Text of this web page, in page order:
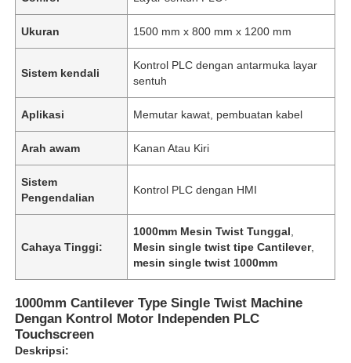
Ukuran 1500 mm x 800 mm x 1200 mm
Sistem kendali
Kontrol PLC dengan antarmuka layar
sentuh
Aplikasi Memutar kawat, pembuatan kabel
Arah awam Kanan Atau Kiri
Sistem
Pengendalian
Kontrol PLC dengan HMI
Cahaya Tinggi:
1000mm Mesin Twist Tunggal
Mesin single twist tipe Cantilever,
mesin single twist 1000mm
1000mm Cantilever Type Single Twist Machine
Dengan Kontrol Motor Independen PLC
Touchscreen
Deskripsi: